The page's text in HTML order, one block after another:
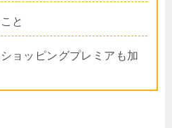
と
ョッピングプレミアも加